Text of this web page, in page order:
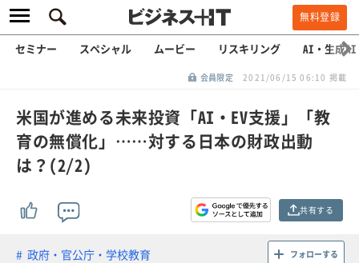
無料登録
セミナー スペシャル ムービー リスキリング AI・生成AI
会員限定 2021/06/15 06:10 掲載
米国が進める未来投資「AI・EV支援」「教
育の無償化」……対する日本の財政出動
は？(2/2)
共有する
政府・官公庁・学校教育 フォローする